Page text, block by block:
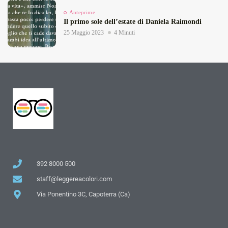
Anteprime
Il primo sole dell’estate di Daniela Raimondi
25 Maggio 2023 4 Minuti
392 8000 500
staff@leggereacolori.com
Via Ponentino 3C, Capoterra (Ca)